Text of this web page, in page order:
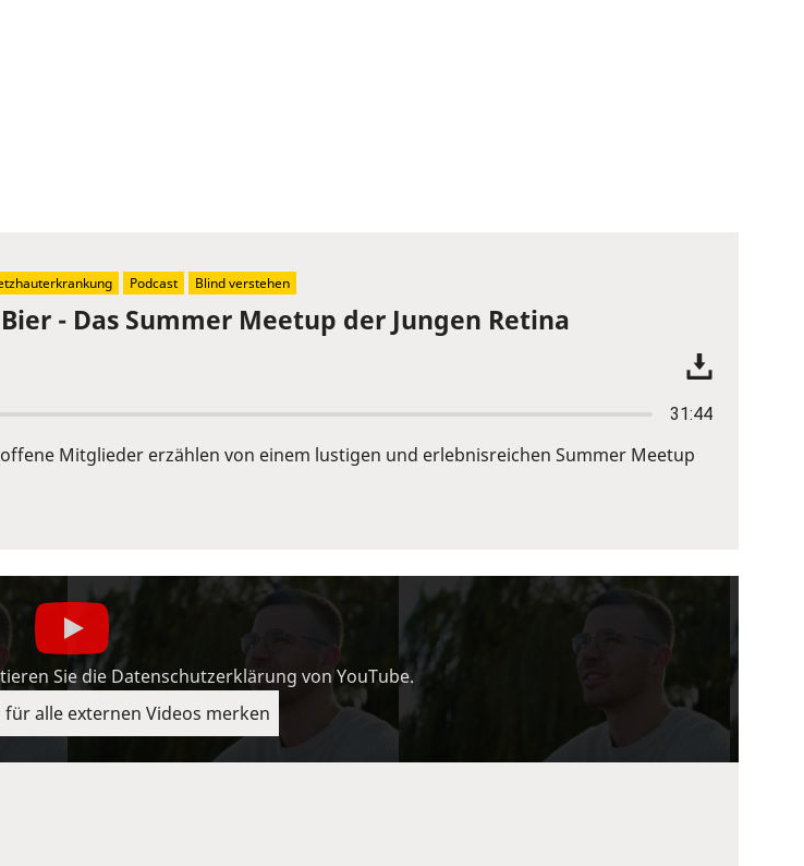
- Das Summer Meetup der Jungen Retina
31:44
Mitglieder erzählen von einem lustigen und erlebnisreichen Summer Meetup
Podcast Blind verstehen
Sie die Datenschutzerklärung von YouTube.
für alle externen Videos merken